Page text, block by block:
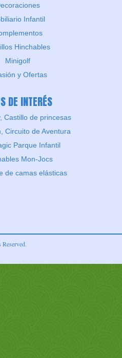
Infantil
Hinchables
Minigolf
y Ofertas
DE INTERÉS
Castillo de princesas
Circuito de Aventura
Parque Infantil
Mon-Jocs
de camas elásticas